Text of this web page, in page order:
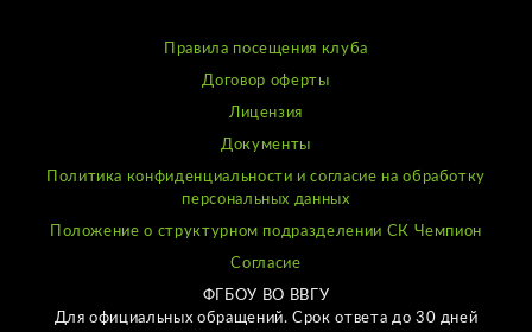
Правила посещения клуба
Договор оферты
Лицензия
Документы
Политика конфиденциальности и согласие на обработку
персональных данных
Положение о структурном подразделении СК Чемпион
Согласие
ФГБОУ ВО ВВГУ
Для официальных обращений. Срок ответа до 30 дней